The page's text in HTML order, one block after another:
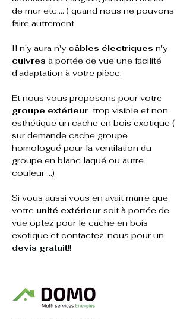
de mur etc.... ) quand nous ne pouvons
faire autrement
Il n'y aura n'y câbles électriques n'y
cuivres à portée de vue une facilité
d'adaptation à votre pièce.
Et nous vous proposons pour votre
groupe extérieur trop visible et non
esthétique un cache en bois exotique (
sur demande cache groupe
homologué pour la ventilation du
groupe en blanc laqué ou autre
couleur ...)
Si vous aussi vous en avait marre que
votre unité extérieur soit à portée de
vue optez pour le cache en bois
exotique et contactez-nous pour un
devis gratuit!!